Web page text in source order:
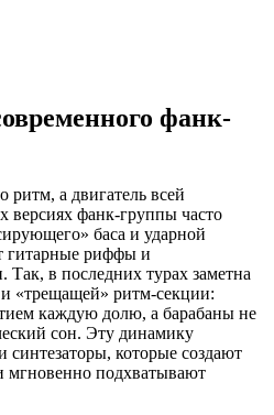
фанк-
а двигатель всей
фанк-группы часто
баса и ударной
гитарные риффы и
в последних турах заметна
«трещащей» ритм-секции:
каждую долю, а барабаны не
сон. Эту динамику
которые создают
мгновенно подхватывают